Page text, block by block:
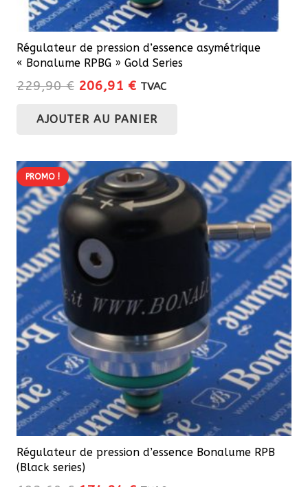
Régulateur de pression d’essence asymétrique
« Bonalume RPBG » Gold Series
229,90€ Le
initial
206,91 €Le
actuel
TVAC
AJOUTER AU PANIER
PROMO !
Régulateur de pression d’essence Bonalume RPB
(Black series)